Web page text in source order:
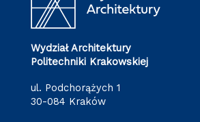
Wydział Architektury
Politechniki Krakowskiej
ul. Podchorążych 1
30-084 Kraków